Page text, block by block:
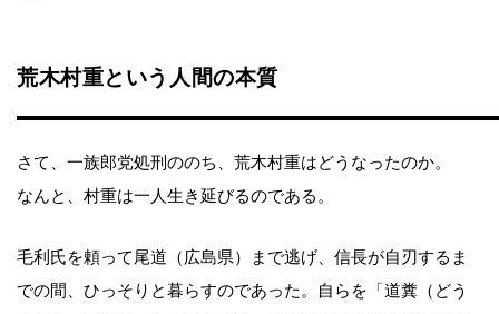
荒木村重という人間の本質
さて、一族郎党処刑ののち、荒木村重はどうなったのか。
なんと、村重は一人生き延びるのである。
毛利氏を頼って尾道（広島県）まで逃げ、信長が自刃するま
での間、ひっそりと暮らすのであった。自らを「道糞（どう